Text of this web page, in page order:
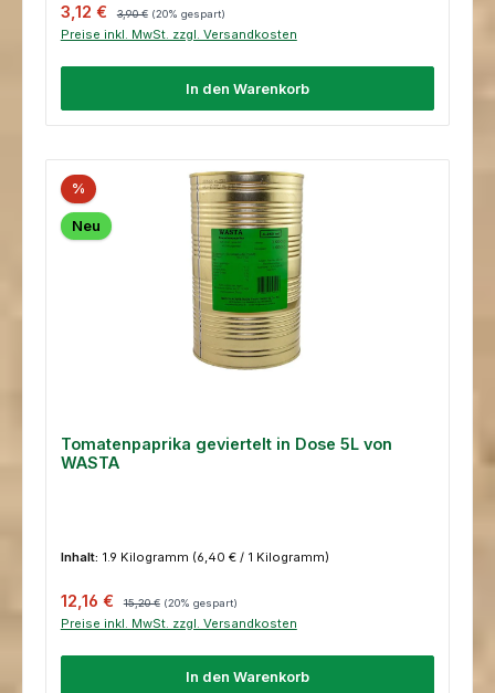
Verkaufspreis:
3,12 € Regulärer Preis:
3,90 € (20% gespart)
Preise inkl. MwSt. zzgl. Versandkosten
In den Warenkorb
%
Neu
Tomatenpaprika geviertelt in Dose 5L von
WASTA
Inhalt: 1.9 Kilogramm (6,40 € / 1 Kilogramm)
Verkaufspreis:
12,16 € 15,20 € (20% gespart)
Preise inkl. MwSt. zzgl. Versandkosten
In den Warenkorb